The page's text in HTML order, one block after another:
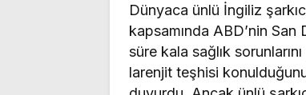
Dünyaca ünlü İngiliz
kapsamında ABD’nin
süre kala sağlık
larenjit teşhisi